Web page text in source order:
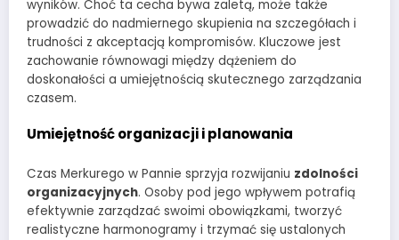
wyników. Choć ta cecha bywa zaletą, może także
prowadzić do nadmiernego skupienia na szczegółach i
trudności z akceptacją kompromisów. Kluczowe jest
zachowanie równowagi między dążeniem do
doskonałości a umiejętnością skutecznego zarządzania
czasem.
Umiejętność organizacji i planowania
Czas Merkurego w Pannie sprzyja rozwijaniu zdolności
organizacyjnych. Osoby pod jego wpływem potrafią
efektywnie zarządzać swoimi obowiązkami, tworzyć
realistyczne harmonogramy i trzymać się ustalonych